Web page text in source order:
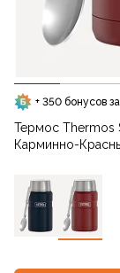
+ 350 бонусов
Термос Thermos
Карминно-